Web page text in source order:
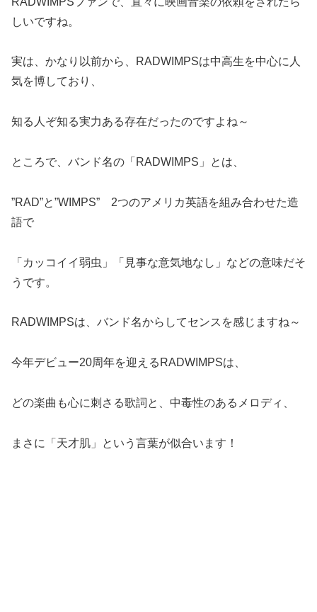
しいですね。
実は、かなり以前から、RADWIMPSは中高生を中心に人
気を博しており、
知る人ぞ知る実力ある存在だったのですよね～
ところで、バンド名の「RADWIMPS」とは、
”RAD”と”WIMPS” 2つのアメリカ英語を組み合わせた造
語で
「カッコイイ弱虫」「見事な意気地なし」などの意味だそ
うです。
RADWIMPSは、バンド名からしてセンスを感じますね～
今年デビュー20周年を迎えるRADWIMPSは、
どの楽曲も心に刺さる歌詞と、中毒性のあるメロディ、
まさに「天才肌」という言葉が似合います！